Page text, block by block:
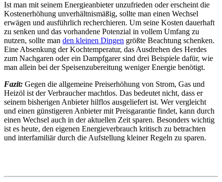
Ist man mit seinem Energieanbieter unzufrieden oder erscheint die
Kostenerhöhung unverhältnismäßig, sollte man einen Wechsel
erwägen und ausführlich recherchieren. Um seine Kosten dauerhaft
zu senken und das vorhandene Potenzial in vollem Umfang zu
nutzen, sollte man den kleinen Dingen größte Beachtung schenken.
Eine Absenkung der Kochtemperatur, das Ausdrehen des Herdes
zum Nachgaren oder ein Dampfgarer sind drei Beispiele dafür, wie
man allein bei der Speisenzubereitung weniger Energie benötigt.
Fazit: Gegen die allgemeine Preiserhöhung von Strom, Gas und
Heizöl ist der Verbraucher machtlos. Das bedeutet nicht, dass er
seinem bisherigen Anbieter hilflos ausgeliefert ist. Wer vergleicht
und einen günstigeren Anbieter mit Preisgarantie findet, kann durch
einen Wechsel auch in der aktuellen Zeit sparen. Besonders wichtig
ist es heute, den eigenen Energieverbrauch kritisch zu betrachten
und interfamiliär durch die Aufstellung kleiner Regeln zu sparen.